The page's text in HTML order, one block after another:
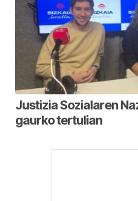
Justizia Sozialaren
gaurko tertulian